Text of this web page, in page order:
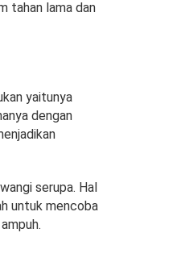
tahan lama dan
yaitunya
dengan
serupa. Hal
untuk mencoba